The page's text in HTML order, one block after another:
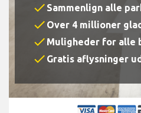
check Sammenlign alle
check Over 4 millioner
check Muligheder for alle
check Gratis aflysninger